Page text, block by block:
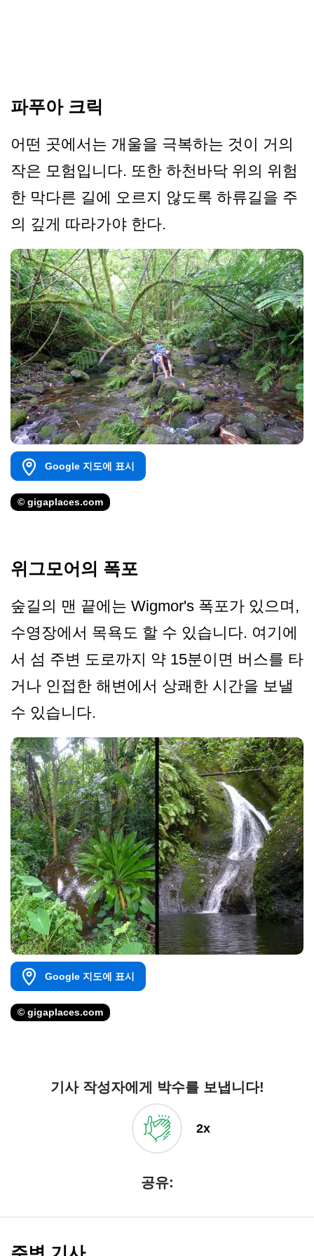
파푸아 크릭
어떤 곳에서는 개울을 극복하는 것이 거의
작은 모험입니다. 또한 하천바닥 위의 위험
한 막다른 길에 오르지 않도록 하류길을 주
의 깊게 따라가야 한다.
Google 지도에 표시
© gigaplaces.com
위그모어의 폭포
숲길의 맨 끝에는 Wigmor's 폭포가 있으며,
수영장에서 목욕도 할 수 있습니다. 여기에
서 섬 주변 도로까지 약 15분이면 버스를 타
거나 인접한 해변에서 상쾌한 시간을 보낼
수 있습니다.
Google 지도에 표시
© gigaplaces.com
기사 작성자에게 박수를 보냅니다!
2x
공유: